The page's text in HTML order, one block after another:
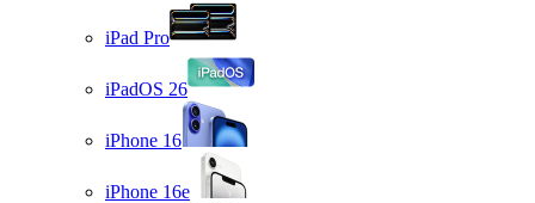
iPad Pro
iPadOS 26
iPhone 16
iPhone 16e